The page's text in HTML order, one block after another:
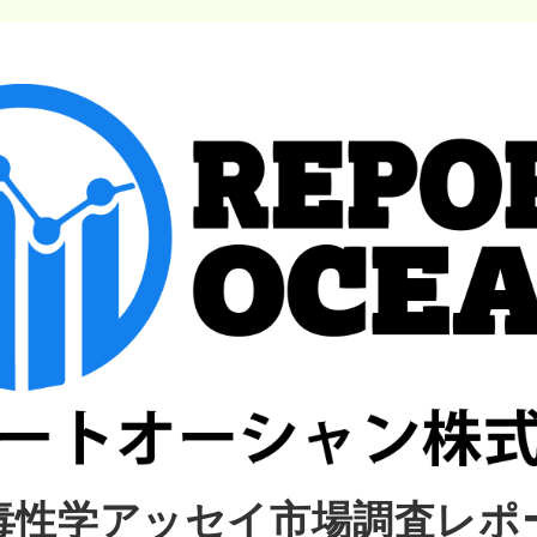
性学アッセイ市場調査レポ